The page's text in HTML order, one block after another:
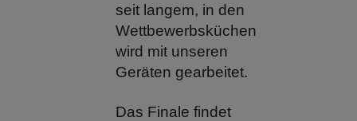
seit langem, in den
Wettbewerbsküchen
wird mit unseren
Geräten gearbeitet.
Das Finale findet